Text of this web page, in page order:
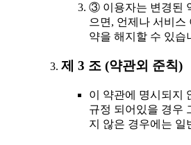
③ 이용자는 변경된
으면, 언제나 서비스
약을 해지할 수 있습
제 3 조 (약관외 준칙)
이 약관에 명시되지
규정 되어있을 경우
지 않은 경우에는 일